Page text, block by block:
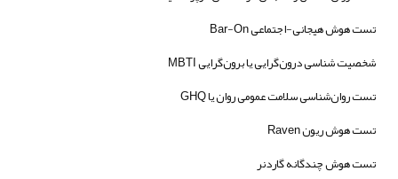
تست هوش هیجانی-اجتماعی Bar-On
شخصیت شناسی درون‌گرایی یا برون‌گرایی MBTI
تست روان‌شناسی سلامت عمومی روان یا GHQ
تست هوش ریون Raven
تست هوش چندگانه گاردنر